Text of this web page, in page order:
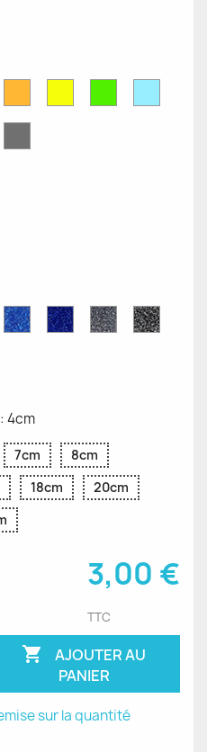
Mate
OpaqueMat
Opaque
Foncé
Saphir
Bleu
Paillettes
Bleu
Gris
PailletéNoires
4cm
7cm
8cm
18cm
20cm
3,00 €
TTC

AJOUTER AU
PANIER
sur la quantité